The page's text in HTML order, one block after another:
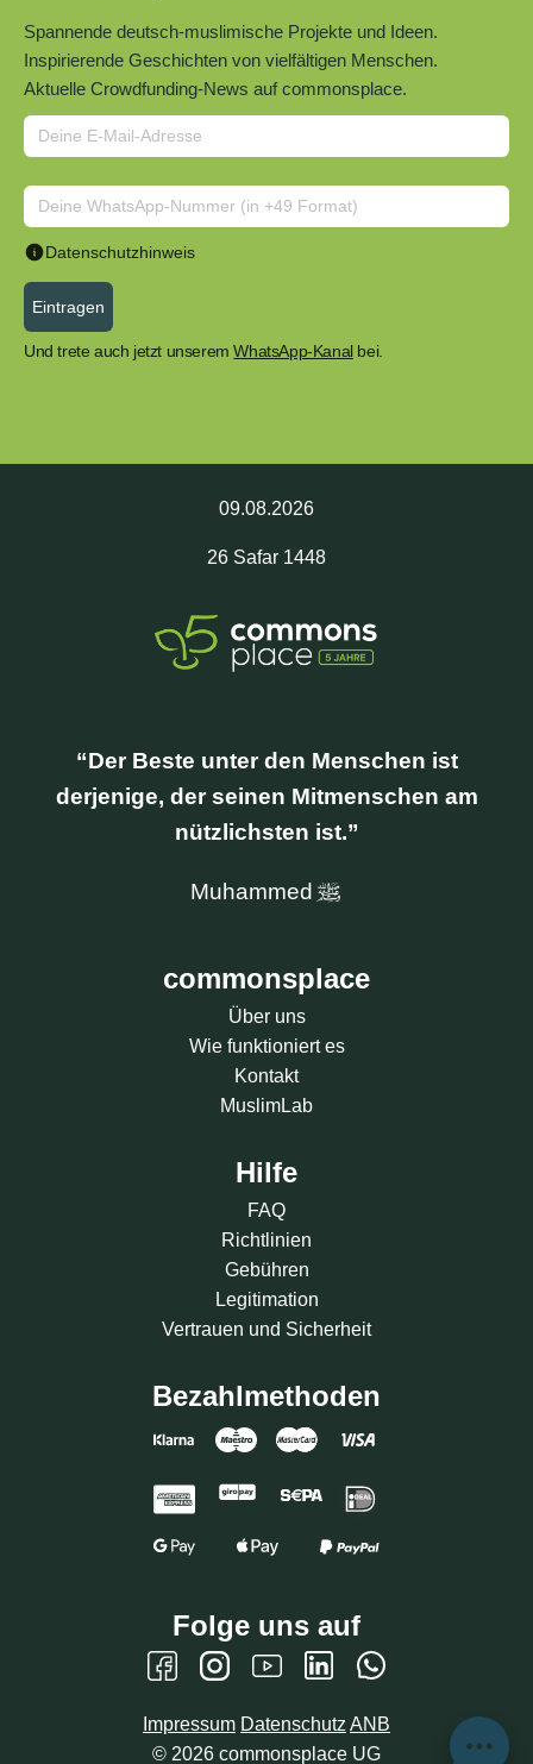
Spannende deutsch-muslimische Projekte und Ideen.
Inspirierende Geschichten von vielfältigen Menschen.
Aktuelle Crowdfunding-News auf commonsplace.
Datenschutzhinweis
Eintragen
Und trete auch jetzt unserem WhatsApp-Kanal bei.
09.08.2026
26 Safar 1448
CrowdFunding
Der Beste unter den Menschen ist
derjenige, der seinen Mitmenschen am
nützlichsten ist.
Muhammed
commonsplace
Über uns
Wie funktioniert es
Kontakt
MuslimLab
Hilfe
FAQ
Richtlinien
Gebühren
Legitimation
Vertrauen und Sicherheit
Bezahlmethoden
Folge uns auf
Impressum Datenschutz ANB
© 2026 commonsplace UG